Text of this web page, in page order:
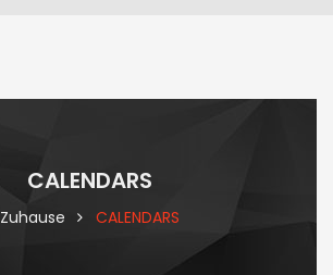
CALENDARS
Zuhause CALENDARS